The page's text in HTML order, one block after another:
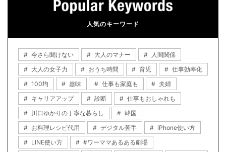
人気のキーワード
今さら聞けない 大人のマナー
人間関係
大人の女子力
おうち時間 育児
仕事効率化
100均
趣味 仕事も家庭も
夫婦
キャリアアップ
診断
仕事もおしゃれも
川口ゆかりの丁寧な暮らし
韓国
お料理レシピ代用
デジタル苦手
iPhone使い方
LINE使い方
#ワーママあるある劇場